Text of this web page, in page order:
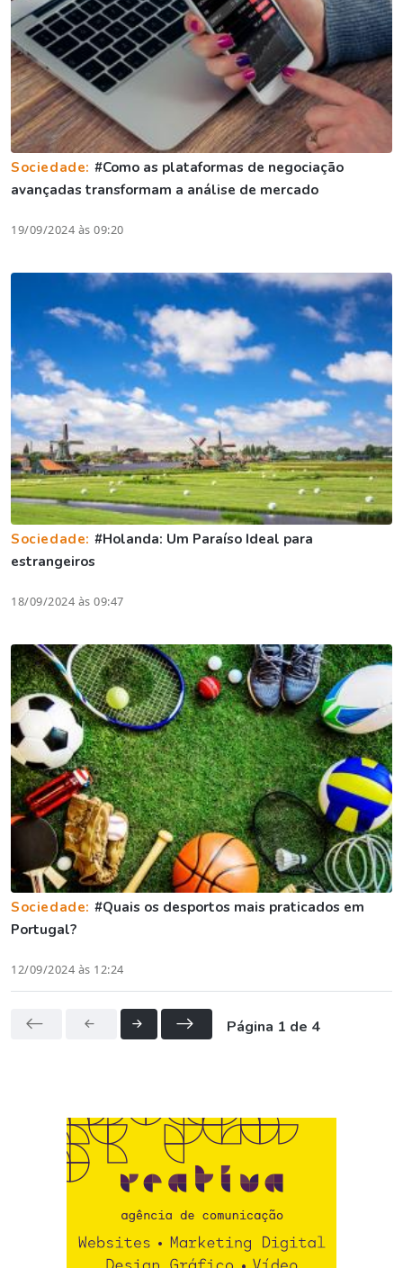
Sociedade: #Como as plataformas de negociação
avançadas transformam a análise de mercado
19/09/2024 às 09:20
Sociedade: #Holanda: Um Paraíso Ideal para
estrangeiros
18/09/2024 às 09:47
Sociedade: #Quais os desportos mais praticados em
Portugal?
12/09/2024 às 12:24
Página 1 de 4